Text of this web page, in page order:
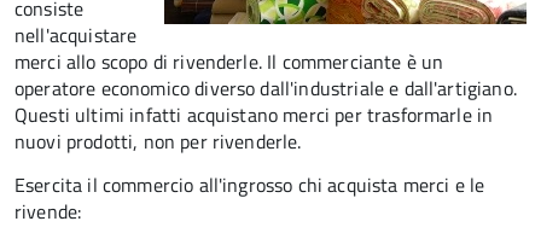
consiste
nell'acquistare
merci allo scopo di rivenderle. Il commerciante è un
operatore economico diverso dall'industriale e dall'artigiano.
Questi ultimi infatti acquistano merci per trasformarle in
nuovi prodotti, non per rivenderle.
Esercita il commercio all'ingrosso chi acquista merci e le
rivende: